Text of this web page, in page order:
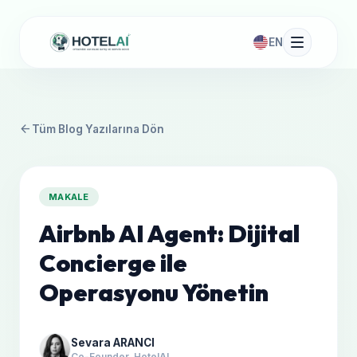
EN
arrow_back Tüm Blog Yazılarına Dön
MAKALE
Airbnb AI Agent: Dijital
Concierge ile
Operasyonu Yönetin
Sevara ARANCI